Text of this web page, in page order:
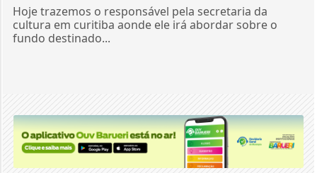
Hoje trazemos o responsável pela secretaria da
cultura em curitiba aonde ele irá abordar sobre o
fundo destinado...